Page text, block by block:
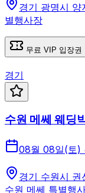
경기 광명시
별행사장
무료 VIP 입장권
경기
수원 메쎄 웨딩
08월 08일(토)
경기 수원시
수원 메쎄 특별행